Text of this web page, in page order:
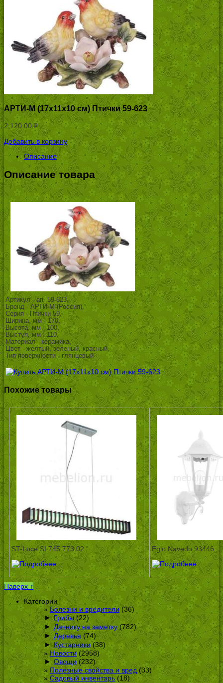
АРТИ-М (17х11х10 см) Птички 59-623
2,120.00 Р
УБ.
Добавить в корзину
Описание
Описание товара
Артикул - art_59-623,
Бренд - АРТИ-М (Россия),
Серия - Птички 59,
Ширина, мм - 170,
Высота, мм - 100,
Выступ, мм - 110,
Материал - керамика,
Цвет - желтый, зеленый, красный,
Тип поверхности - глянцевый
Похожие товары
ST-Luce SL745.773.02 Eglo Navedo 93446
Наверх ↑
Категории
Болезни и вредители (36)
► Грибы(22)
► Дачнику на заметку(782)
► Деревья(74)
► Кустарники(38)
Новости(2958)
► Овощи(232)
Полезные свойства и вред(33)
Садовый инвентарь(18)